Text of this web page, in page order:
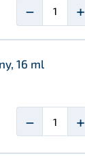
− +
16 ml
− +